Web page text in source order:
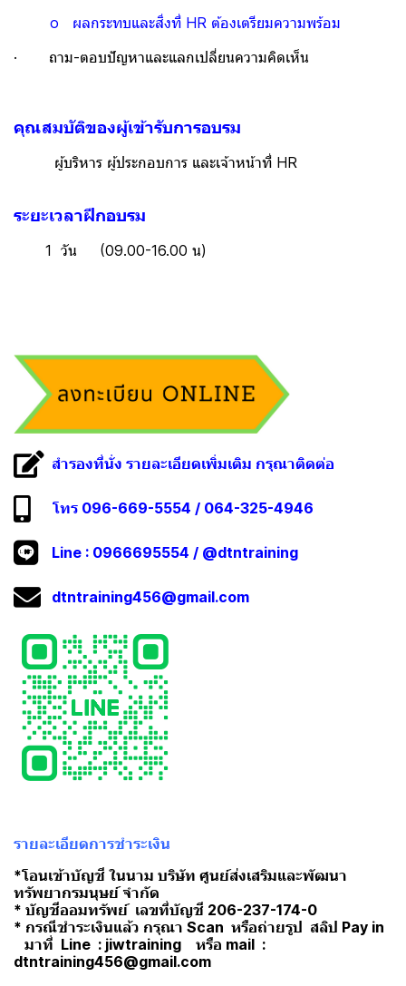
o ผลกระทบและสิ่งที่ HR ต้องเตรียมความพร้อม
· ถาม-ตอบปัญหาและแลกเปลี่ยนความคิดเห็น
คุณสมบัติของผู้เข้ารับการอบรม
ผู้บริหาร ผู้ประกอบการ และเจ้าหน้าที่ HR
ระยะเวลาฝึกอบรม
1 วัน (09.00-16.00 น)
สำรองที่นั่ง รายละเอียดเพิ่มเติม กรุณาติดต่อ
โทร 096-669-5554 / 064-325-4946
Line : 0966695554 / @dtntraining
dtntraining456@gmail.com
รายละเอียดการชำระเงิน
*โอนเข้าบัญชี ในนาม บริษัท ศูนย์ส่งเสริมและพัฒนา
ทรัพยากรมนุษย์ จำกัด
* บัญชีออมทรัพย์ เลขที่บัญชี 206-237-174-0
* กรณีชำระเงินแล้ว กรุณา Scan หรือถ่ายรูป สลิป Pay in
มาที่ Line : jiwtraining หรือ mail :
dtntraining456@gmail.com